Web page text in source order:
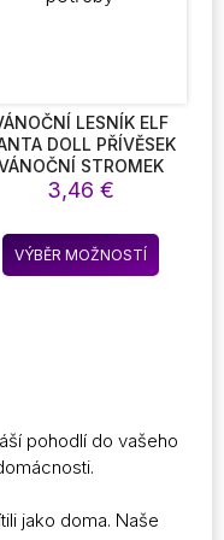
LESNÍK ELF
DOLL PŘÍVĚSEK
STROMEK
VÁNOČNÍ ZÁVĚSNÉ
POTŘEBY
3,46 €
VÝBĚR MOŽNOSTÍ
Tento
produkt
vybrat
pohodlí do vašeho
jako doma. Naše